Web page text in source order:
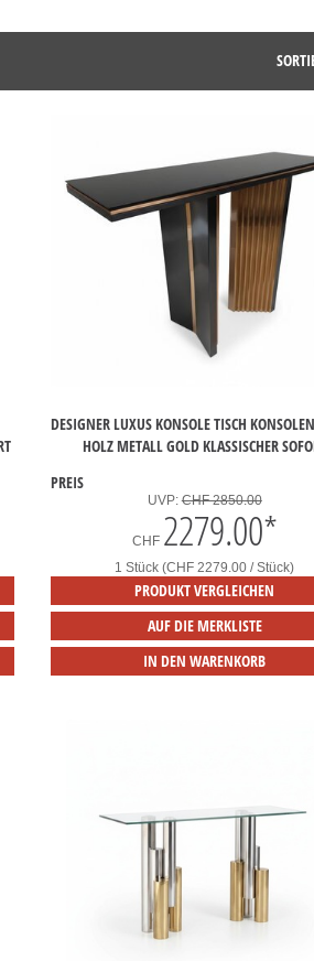
DESIGNER LUXUS KONSOLE TISCH
HOLZ METALL GOLD KLASSISCHER
PREIS
UVP:CHF 2850.00
CHF 2279.00*
1 Stück (CHF 2279.00 / Stück)
PRODUKT VERGLEICHEN
AUF DIE MERKLISTE
IN DEN WARENKORB